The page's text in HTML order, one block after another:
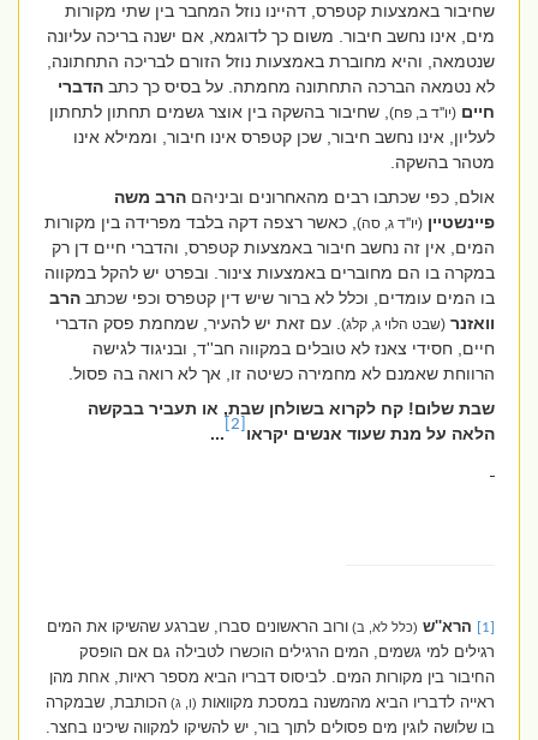
שחיבור באמצעות קטפרס, דהיינו נוזל המחבר בין שתי מקורות
מים, אינו נחשב חיבור. משום כך לדוגמא, אם ישנה בריכה עליונה
שנטמאה, והיא מחוברת באמצעות נוזל הזורם לבריכה התחתונה,
לא נטמאה הברכה התחתונה מחמתה. על בסיס כך כתבהדברי
חיים(יו''ד ב, פח), שחיבור בהשקה בין אוצר גשמים תחתון לתחתון
לעליון, אינו נחשב חיבור, שכן קטפרס אינו חיבור, וממילא אינו
מטהר בהשקה.
אולם, כפי שכתבו רבים מהאחרונים וביניהםהרב משה
פיינשטיין (יו''ד ג, סה), כאשר רצפה דקה בלבד מפרידה בין מקורות
המים, אין זה נחשב חיבור באמצעות קטפרס, והדברי חיים דן רק
במקרה בו הם מחוברים באמצעות צינור. ובפרט יש להקל במקווה
בו המים עומדים, וכלל לא ברור שיש דין קטפרס וכפי שכתבהרב
וואזנר (שבט הלוי ג, קלג). עם זאת יש להעיר, שמחמת פסק הדברי
חיים, חסידי צאנז לא טובלים במקווה חב''ד, ובניגוד לגישה
הרווחת שאמנם לא מחמירה כשיטה זו, אך לא רואה בה פסול.
שבת שלום! קח לקרוא בשולחן שבת, או תעביר בבקשה
הלאה על מנת שעוד אנשים יקראו
...
הרא''ש (כלל לא, ב) ורוב הראשונים סברו, שברגע שהשיקו את המים
רגילים למי גשמים, המים הרגילים הוכשרו לטבילה גם אם הופסק
החיבור בין מקורות המים. לביסוס דבריו הביא מספר ראיות, אחת מהן
ראייה לדבריו הביא מהמשנה במסכת מקוואות(ו, ג) הכותבת, שבמקרה
בו שלושה לוגין מים פסולים לתוך בור, יש להשיקו למקווה שיכינו בחצר.